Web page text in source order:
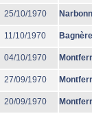
25/10/1970
11/10/1970
04/10/1970
27/09/1970
20/09/1970